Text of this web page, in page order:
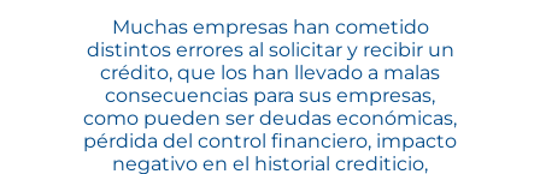
Muchas empresas han cometido
distintos errores al solicitar y recibir un
crédito, que los han llevado a malas
consecuencias para sus empresas,
como pueden ser deudas económicas,
pérdida del control financiero, impacto
negativo en el historial crediticio,